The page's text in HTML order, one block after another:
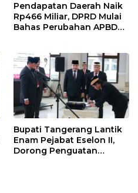
Pendapatan Daerah Naik
Rp466 Miliar, DPRD Mulai
Bahas Perubahan APBD
Bupati Tangerang Lantik
Enam Pejabat Eselon II,
Dorong Penguatan